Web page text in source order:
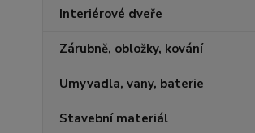
Interiérové dveře
Zárubně, obložky, kování
Umyvadla, vany, baterie
Stavební materiál